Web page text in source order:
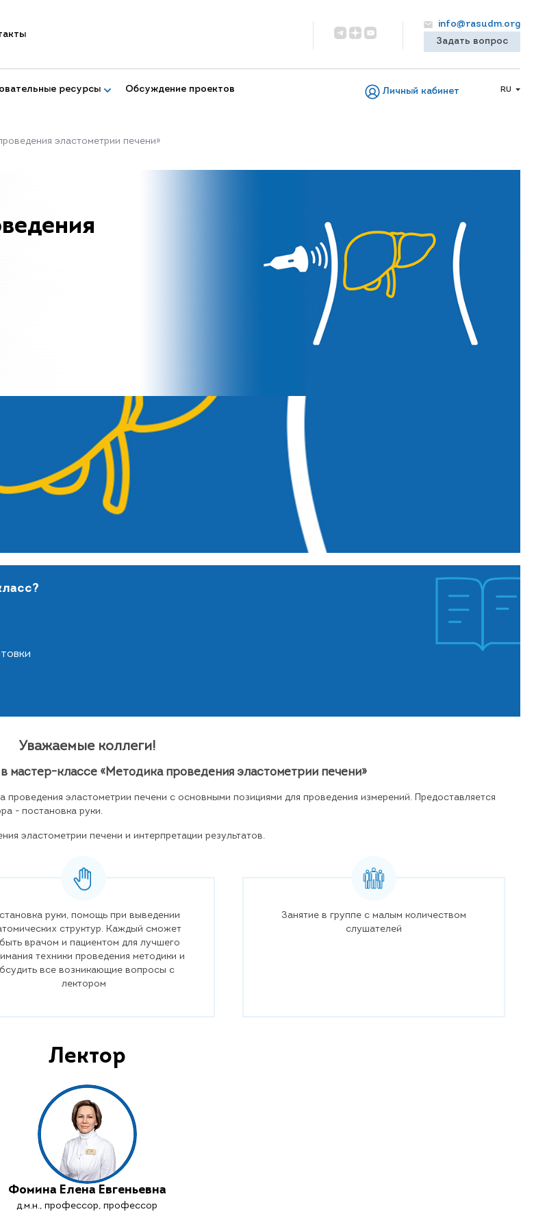
info@rasudm.org
Задать вопрос
ресурсы Обсуждение проектов Личный кабинет RU
эластометрии печени»
Уважаемые коллеги!
мастер-классе «Методика проведения эластометрии печени»
эластометрии печени с основными позициями для проведения измерений. Предоставляется
- постановка руки.
эластометрии печени и интерпретации результатов.
руки, помощь при выведении
структур. Каждый сможет
врачом и пациентом для лучшего
техники проведения методики и
все возникающие вопросы с
лектором
Занятие в группе с малым количеством
слушателей
Лектор
Фомина Елена Евгеньевна
д.м.н., профессор, профессор